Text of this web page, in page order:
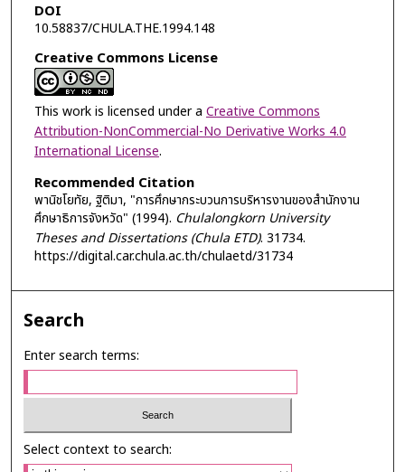
DOI
10.58837/CHULA.THE.1994.148
Creative Commons License
This work is licensed under a Creative Commons
Attribution-NonCommercial-No Derivative Works 4.0
International License.
Recommended Citation
พานิชโยทัย, ฐิติมา, "การศึกษากระบวนการบริหารงานของสำนักงาน
ศึกษาธิการจังหวัด" (1994). Chulalongkorn University
Theses and Dissertations (Chula ETD). 31734.
https://digital.car.chula.ac.th/chulaetd/31734
Search
Enter search terms:
Select context to search: